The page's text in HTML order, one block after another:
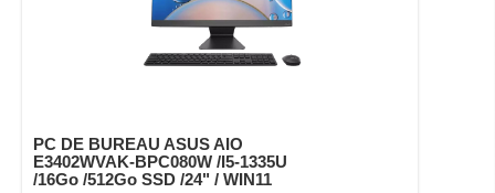
PC DE BUREAU ASUS AIO
E3402WVAK-BPC080W /I5-1335U
/16Go /512Go SSD /24" / WIN11